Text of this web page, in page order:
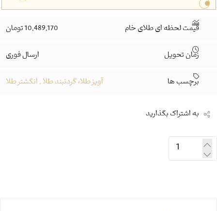
قیمت لحظه ای طلای خام 10,489,170 تومان
زمان تحویل ارسال فوری
برچسب ها آویز طلا، گردنبند طلا, انگشتر طلا
به اشتراک بگذارید